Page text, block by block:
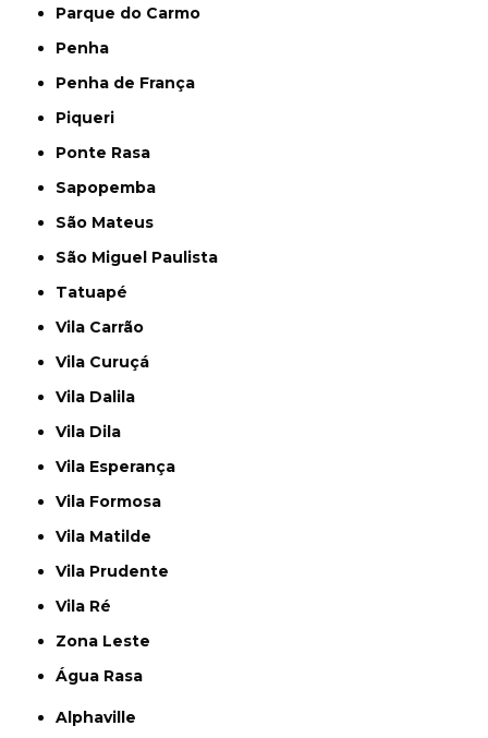
Parque do Carmo
Penha
Penha de França
Piqueri
Ponte Rasa
Sapopemba
São Mateus
São Miguel Paulista
Tatuapé
Vila Carrão
Vila Curuçá
Vila Dalila
Vila Dila
Vila Esperança
Vila Formosa
Vila Matilde
Vila Prudente
Vila Ré
Zona Leste
Água Rasa
Alphaville